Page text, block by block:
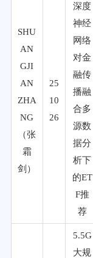
SHU
AN
GJI
AN
ZHA
NG
（张
霜
剑）
25
10
26
深度
神经
网络
对金
融传
播融
合多
源数
据分
析下
的ET
F推
荐
5.5G
大规